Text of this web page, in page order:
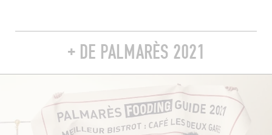
+ DE PALMARÈS 2021